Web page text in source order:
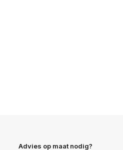
Advies op maat nodig?